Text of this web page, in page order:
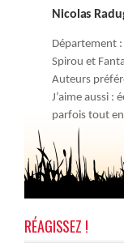
Nicolas
Département
Spirou et
Auteurs
J’aime aussi :
parfois tout
RÉAGISSEZ !